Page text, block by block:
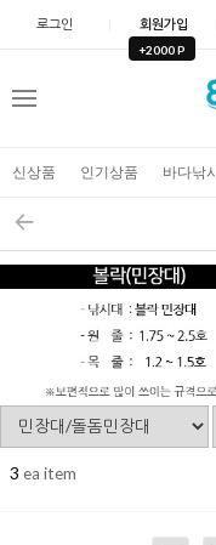
로그인 회원가입
+2000 P
신상품 인기상품 바다낚시
3 ea item